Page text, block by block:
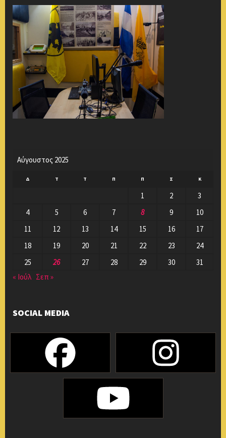
Αύγουστος 2025
Δ Τ Τ Π Π Σ Κ
1 2
3
4
5 6 7 8 9
10
11
12 13 14 15 16
17
18
19 20 21 22 23
24
25
26 27 28 29 30
31
« Ιούλ Σεπ »
SOCIAL MEDIA